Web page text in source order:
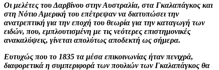
Οι μελέτες του Δαρβίνου στην Αυστραλία, στα Γκαλαπάγκος και
στη Νότιο Αμερική του επέτρεψαν να διατυπώσει την
ανατρεπτική για την εποχή του θεωρία για την καταγωγή των
ειδών, που, εμπλουτισμένη με τις νεότερες επιστημονικές
ανακαλύψεις, γίνεται απολύτως αποδεκτή ως σήμερα.
Ευτυχώς που το 1835 τα μέσα επικοινωνίας ήταν πενιχρά,
διαφορετικά η συμπεριφορά των πουλιών των Γκαλαπάγκος θα